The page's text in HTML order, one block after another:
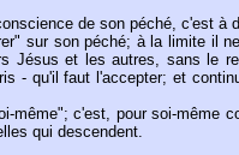
de son péché, c'est à
sur son péché; à la limite il
Jésus et les autres, sans le
- qu'il faut l'accepter; et
même"; c'est, pour soi-même
qui descendent.